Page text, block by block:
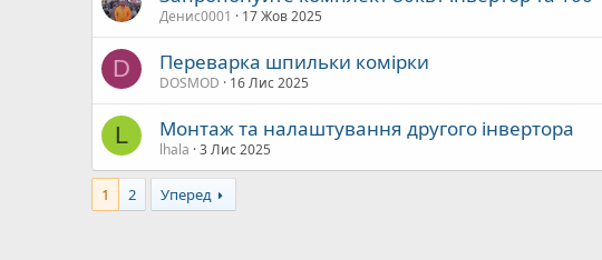
Денис0001 17 Жов 2025
D Переварка шпильки комірки
DOSMOD 16 Лис 2025
L Монтаж та налаштування другого інвертора
lhala 3 Лис 2025
1 2 Уперед